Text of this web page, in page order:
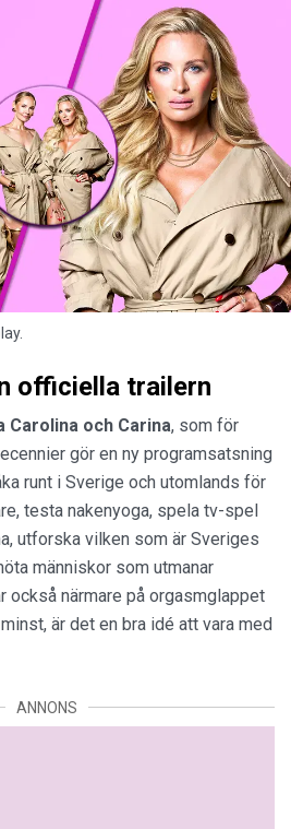
officiella trailern
Carolina och Carina, som för
gör en ny programsatsning
runt i Sverige och utomlands för
testa nakenyoga, spela tv-spel
utforska vilken som är Sveriges
människor som utmanar
också närmare på orgasmglappet
är det en bra idé att vara med
ANNONS